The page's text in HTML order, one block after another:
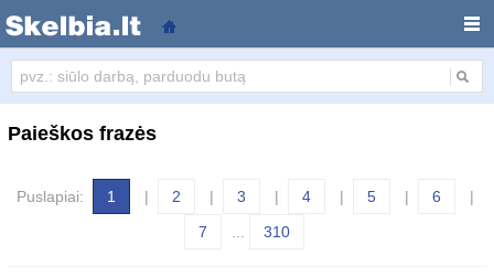
Paieškos frazės
Puslapiai: 1 | 2 | 3 | 4 | 5 | 6
|
7
310